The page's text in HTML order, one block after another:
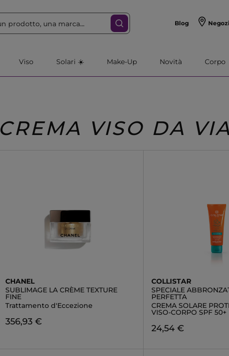
Blog
Viso Solari ☀️ Make-Up Novità Corpo
CREMA VISO DA
CHANEL
SUBLIMAGE LA CRÈME TEXTURE
FINE
Trattamento d'Eccezione
356,93 €
COLLISTAR
SPECIALE
PERFETTA
CREMA SOLARE
VISO-CORPO SPF 50+
24,54 €